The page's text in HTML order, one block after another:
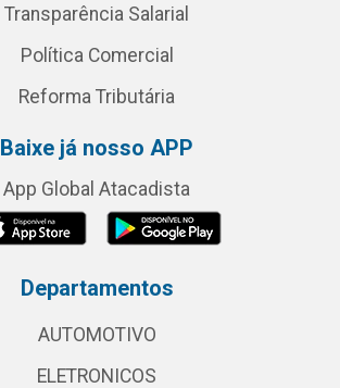
Transparência Salarial
Política Comercial
Reforma Tributária
Baixe já nosso APP
App Global Atacadista
Departamentos
AUTOMOTIVO
ELETRONICOS